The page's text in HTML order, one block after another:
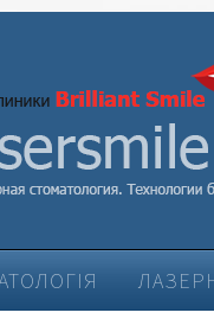
ЛІКУВАННЯ